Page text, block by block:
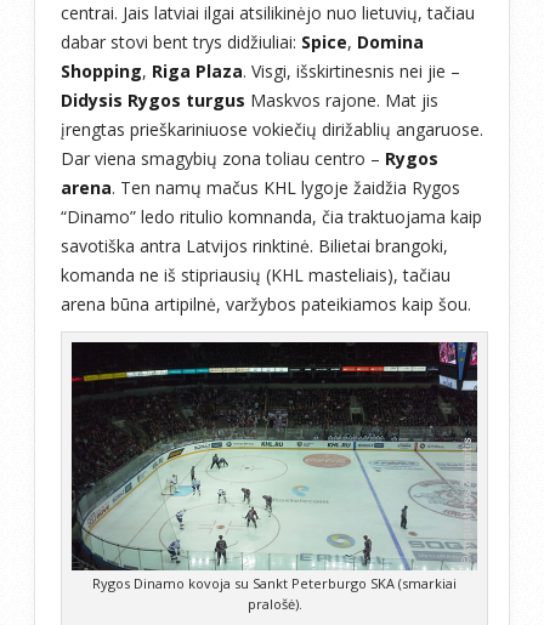
centrai. Jais latviai ilgai atsilikinėjo nuo lietuvių, tačiau
dabar stovi bent trys didžiuliai: Spice, Domina
Shopping, Riga Plaza. Visgi, išskirtinesnis nei jie –
Didysis Rygos turgus Maskvos rajone. Mat jis
įrengtas prieškariniuose vokiečių dirižablių angaruose.
Dar viena smagybių zona toliau centro – Rygos
arena. Ten namų mačus KHL lygoje žaidžia Rygos
“Dinamo” ledo ritulio komnanda, čia traktuojama kaip
savotiška antra Latvijos rinktinė. Bilietai brangoki,
komanda ne iš stipriausių (KHL masteliais), tačiau
arena būna artipilnė, varžybos pateikiamos kaip šou.
Rygos Dinamo kovoja su Sankt Peterburgo SKA (smarkiai
pralošė).